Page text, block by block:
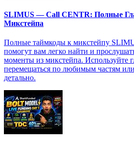
SLIMUS — Call CENTR: Полные
Микстейпа
Полные таймкоды к микстейпу
помогут вам легко найти и
моменты из микстейпа. Используйте
перемещаться по любимым частям
детально.